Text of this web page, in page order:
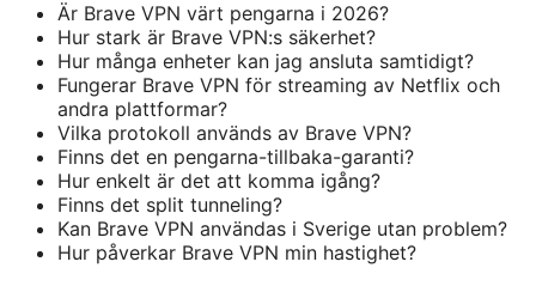
Är Brave VPN värt pengarna i 2026?
Hur stark är Brave VPN:s säkerhet?
Hur många enheter kan jag ansluta samtidigt?
Fungerar Brave VPN för streaming av Netflix och
andra plattformar?
Vilka protokoll används av Brave VPN?
Finns det en pengarna-tillbaka-garanti?
Hur enkelt är det att komma igång?
Finns det split tunneling?
Kan Brave VPN användas i Sverige utan problem?
Hur påverkar Brave VPN min hastighet?